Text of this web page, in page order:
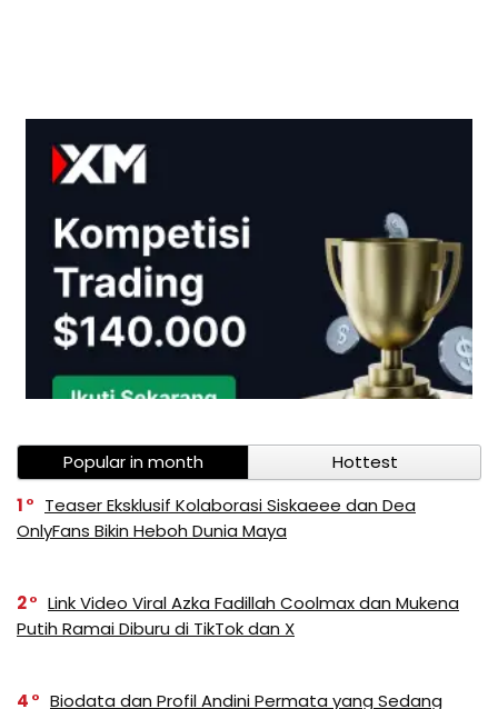
Popular in month
Hottest
1
Teaser Eksklusif Kolaborasi Siskaeee dan Dea
OnlyFans Bikin Heboh Dunia Maya
2
Link Video Viral Azka Fadillah Coolmax dan Mukena
Putih Ramai Diburu di TikTok dan X
4 Biodata dan Profil Andini Permata yang Sedang